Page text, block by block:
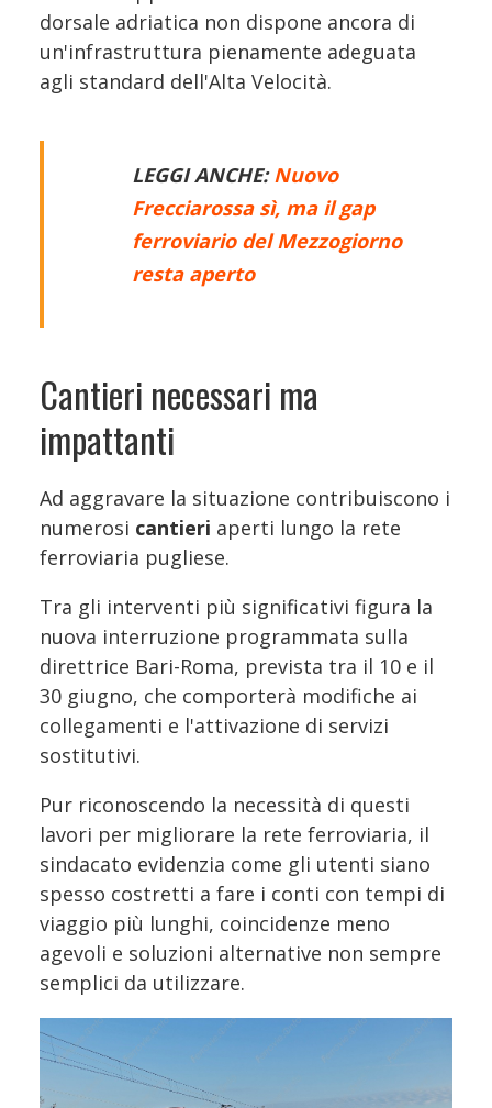
dorsale adriatica non dispone ancora di
un'infrastruttura pienamente adeguata
agli standard dell'Alta Velocità.
LEGGI ANCHE:Nuovo
Frecciarossa sì, ma il gap
ferroviario del Mezzogiorno
resta aperto
Cantieri necessari ma
impattanti
Ad aggravare la situazione contribuiscono i
numerosi cantieri aperti lungo la rete
ferroviaria pugliese.
Tra gli interventi più significativi figura la
nuova interruzione programmata sulla
direttrice Bari-Roma, prevista tra il 10 e il
30 giugno, che comporterà modifiche ai
collegamenti e l'attivazione di servizi
sostitutivi.
Pur riconoscendo la necessità di questi
lavori per migliorare la rete ferroviaria, il
sindacato evidenzia come gli utenti siano
spesso costretti a fare i conti con tempi di
viaggio più lunghi, coincidenze meno
agevoli e soluzioni alternative non sempre
semplici da utilizzare.